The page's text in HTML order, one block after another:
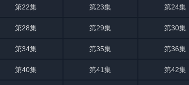
第22集 第23集 第24集
第28集 第29集 第30集
第34集 第35集 第36集
第40集 第41集 第42集